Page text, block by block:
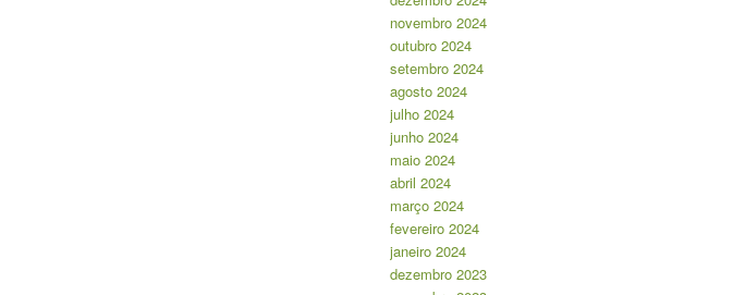
novembro 2024
outubro 2024
setembro 2024
agosto 2024
julho 2024
junho 2024
maio 2024
abril 2024
março 2024
fevereiro 2024
janeiro 2024
dezembro 2023